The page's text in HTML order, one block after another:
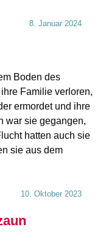
8. Januar 2024
Boden des
Familie verloren,
ermordet und ihre
war sie gegangen,
hatten auch sie
sie aus dem
10. Oktober 2023